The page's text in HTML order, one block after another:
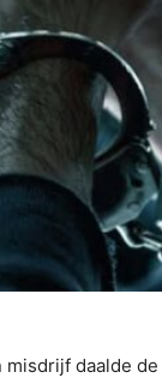
misdrijf daalde